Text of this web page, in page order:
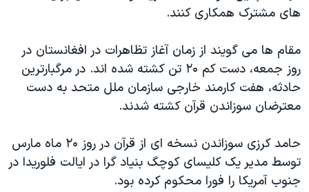
نرگس محمدی برنده جایزه نوبل صلح
همایش محافظه‌کاران آمریکا «سی‌پک»
صفحه‌های ویژه
سفر پرزیدنت ترامپ به چین
های مشترک همکاری کنند.
مقام ها می گویند از زمان آغاز تظاهرات در افغانستان در
روز جمعه، دست کم ۲۰ تن کشته شده اند. در مرگبارترین
حادثه، هفت کارمند خارجی سازمان ملل متحد به دست
معترضان سوزاندن قرآن کشته شدند.
حامد کرزی سوزاندن نسخه ای از قرآن در روز ۲۰ ماه مارس
توسط مدیر یک کلیسای کوچگ بنیاد گرا در ایالت فلوریدا در
جنوب آمریکا را فورا محکوم کرده بود.